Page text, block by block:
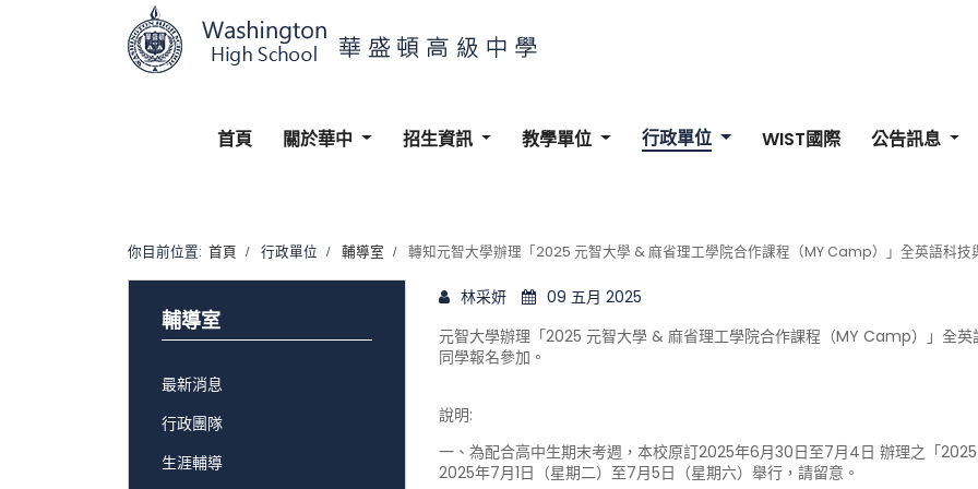
首頁 關於華中 招生資訊 教學單位 行政單位 WIST國際 公告訊息
你目前位置: 首頁 行政單位 輔導室 轉知元智大學辦理「2025 元智大學 & 麻省理工學院合作課程（MY Camp）」全英語科技
林采妍
09 五月 2025
元智大學辦理「2025 元智大學 & 麻省理工學院合作課程（MY Camp）」全
同學報名參加。
說明:
一、為配合高中生期末考週，本校原訂2025年6月30日至7月4日 辦理之「
2025年7月1日（星期二）至7月5日（星期六）舉行，請留意。
輔導室
最新消息
行政團隊
生涯輔導